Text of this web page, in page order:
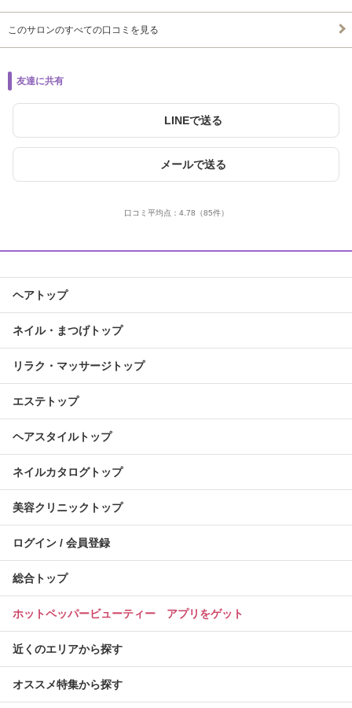
このサロンのすべての口コミを見る
友達に共有
LINEで送る
メールで送る
口コミ平均点： 4.78 （85件）
ヘアトップ
ネイル・まつげトップ
リラク・マッサージトップ
エステトップ
ヘアスタイルトップ
ネイルカタログトップ
美容クリニックトップ
ログイン / 会員登録
総合トップ
ホットペッパービューティー アプリをゲット
近くのエリアから探す
オススメ特集から探す